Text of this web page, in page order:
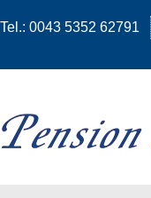
Tel.: 0043 5352 62791